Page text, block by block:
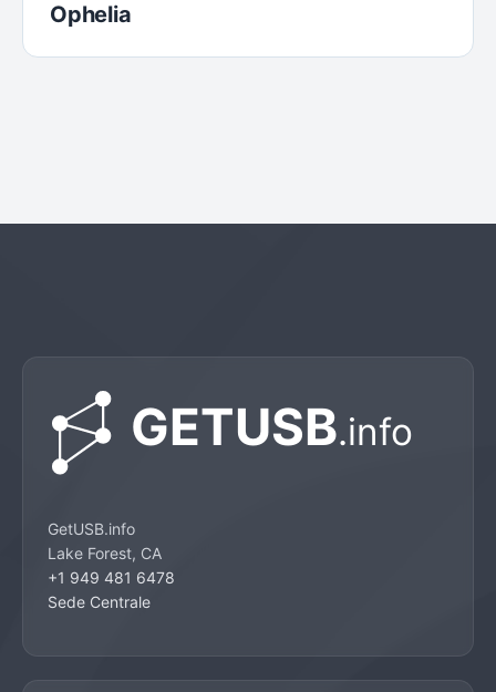
Ophelia
GetUSB.info
Lake Forest, CA
+1 949 481 6478
Sede Centrale